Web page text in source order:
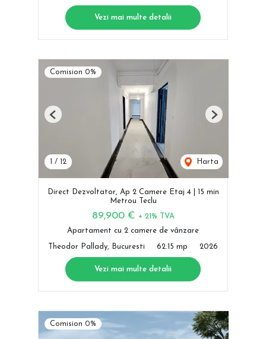
Vezi mai multe detalii
Comision 0%
/ 12 Harta
Previous Next
Direct Dezvoltator, Ap 2 Camere Etaj 4 | 15 min
Metrou Teclu
89,900 € + 21% TVA
Apartament cu 2 camere de vânzare
Theodor Pallady, Bucuresti 62.15 mp 2026
Vezi mai multe detalii
Comision 0%